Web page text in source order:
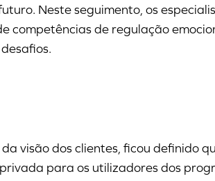
Neste seguimento, os
competências de regulação
visão dos clientes, ficou definido
para os utilizadores dos